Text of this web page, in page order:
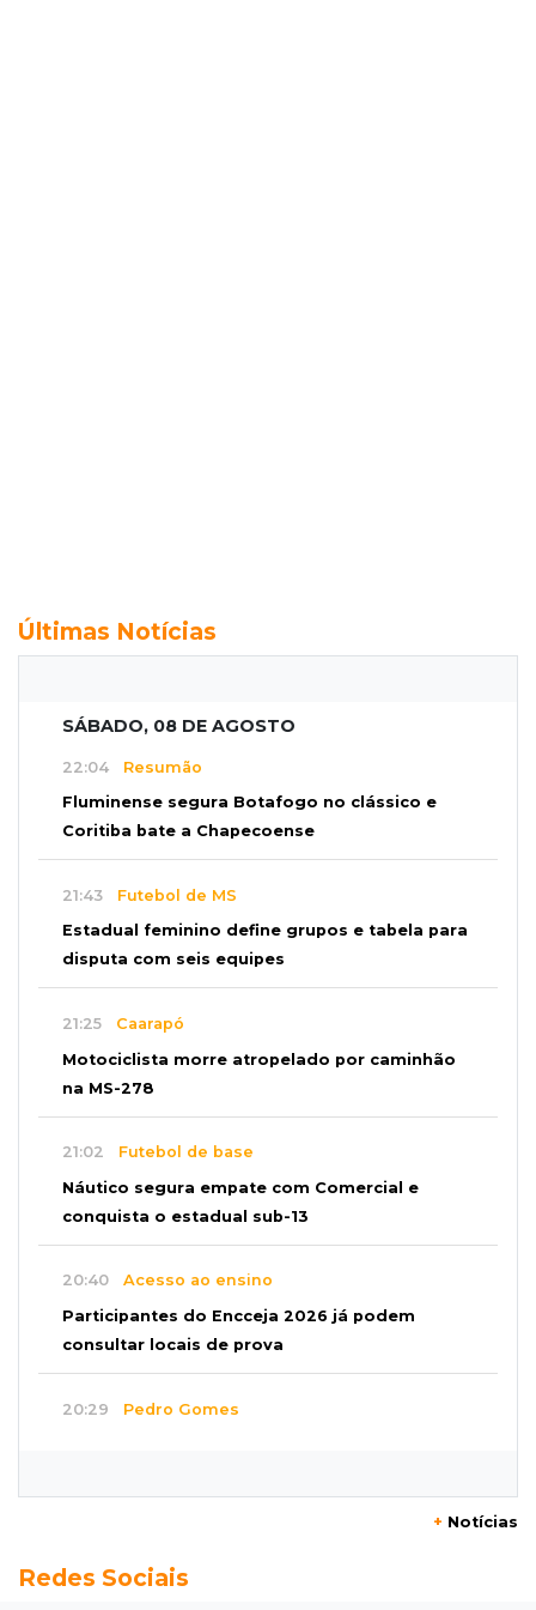
Últimas Notícias
SÁBADO, 08 DE AGOSTO
22:04 Resumão
Fluminense segura Botafogo no clássico e
Coritiba bate a Chapecoense
21:43 Futebol de MS
Estadual feminino define grupos e tabela para
disputa com seis equipes
21:25 Caarapó
Motociclista morre atropelado por caminhão
na MS-278
21:02 Futebol de base
Náutico segura empate com Comercial e
conquista o estadual sub-13
20:40 Acesso ao ensino
Participantes do Encceja 2026 já podem
consultar locais de prova
20:29 Pedro Gomes
Pantanal treina em Goiânia antes de jogo que
+ Notícias
Redes Sociais